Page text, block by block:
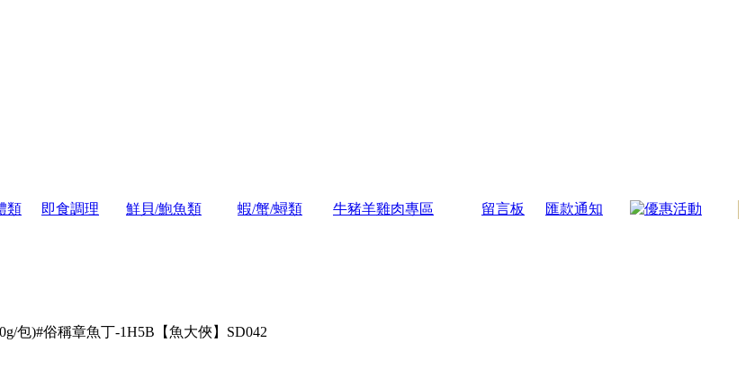
類 即食調理 鮮貝/鮑魚類 蝦/蟹/蟳類 牛豬羊雞肉專區 留言板 匯款通知
包)#俗稱章魚丁-1H5B【魚大俠】SD042